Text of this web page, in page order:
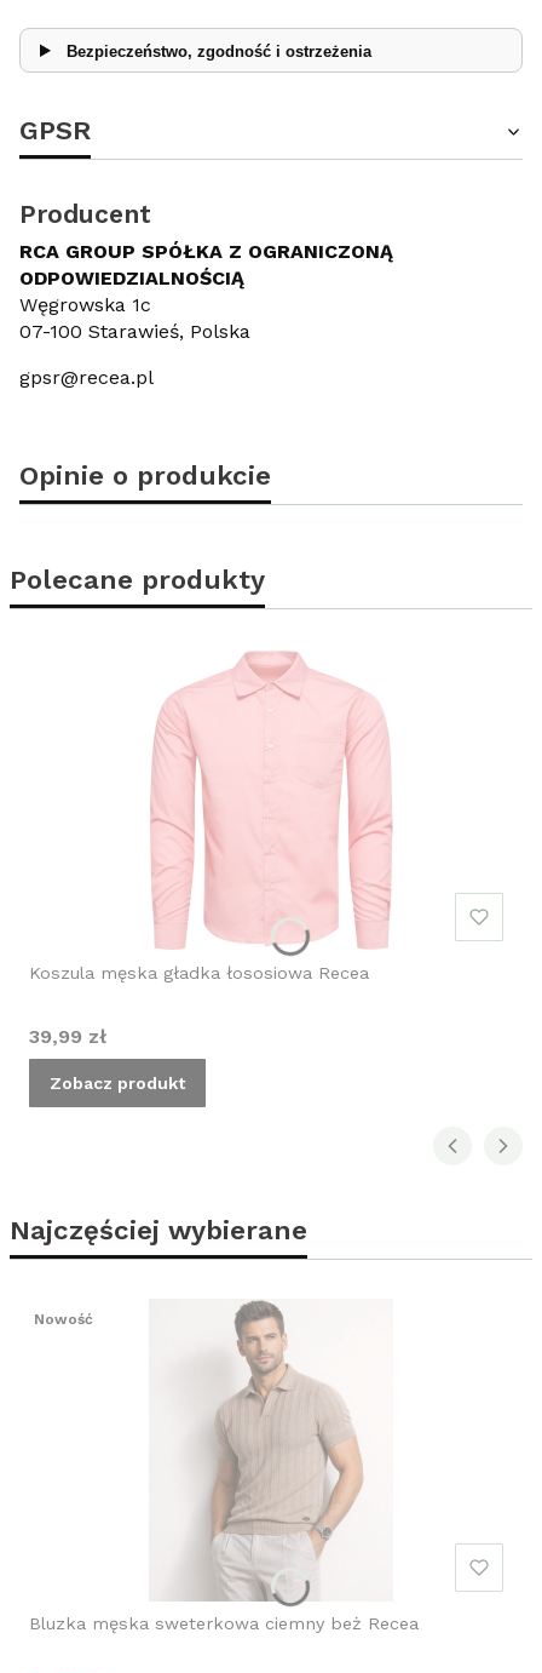
Bezpieczeństwo, zgodność i ostrzeżenia
GPSR
Producent
RCA GROUP SPÓŁKA Z OGRANICZONĄ
ODPOWIEDZIALNOŚCIĄ
Węgrowska 1c
07-100 Starawieś, Polska
gpsr@recea.pl
Opinie o produkcie
Polecane produkty
Koszula męska gładka łososiowa Recea
Cena
39,99 zł
Zobacz produkt
Najczęściej wybierane
Nowość
Bluzka męska sweterkowa ciemny beż Recea